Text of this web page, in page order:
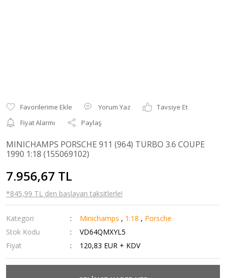
Yorum Yaz
Tavsiye Et
Fiyat Alarmı
Paylaş
MINICHAMPS PORSCHE 911 (964) TURBO 3.6 COUPE
1990 1:18 (155069102)
7.956,67 TL
*845,99 TL den başlayan taksitlerle!
Kategori Minichamps , 1:18 , Porsche
Stok Kodu
VD64QMXYL5
Fiyat
120,83 EUR + KDV